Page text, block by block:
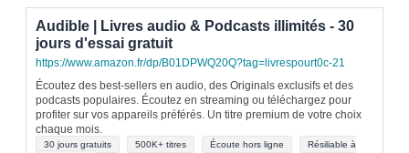
Audible | Livres audio & Podcasts illimités - 30
jours d'essai gratuit
https://www.amazon.fr/dp/B01DPWQ20Q?tag=livrespourt0c-21
Écoutez des best-sellers en audio, des Originals exclusifs et des
podcasts populaires. Écoutez en streaming ou téléchargez pour
profiter sur vos appareils préférés. Un titre premium de votre choix
chaque mois.
30 jours gratuits 500K+ titres Écoute hors ligne
Résiliable à